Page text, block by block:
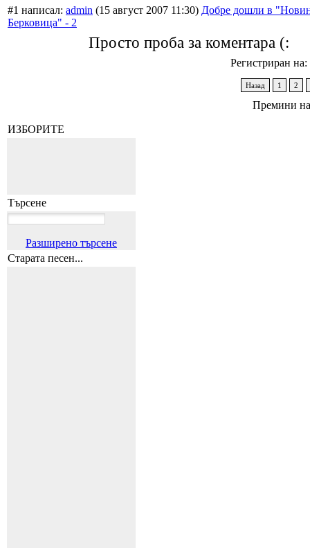
#1 написал: admin (15 август 2007 11:30) Добре дошли в
Берковица" - 2
Просто проба за коментара (:
Регистриран
Назад 1 2
Премини
ИЗБОРИТЕ
Търсене
Разширено търсене
Старата песен...